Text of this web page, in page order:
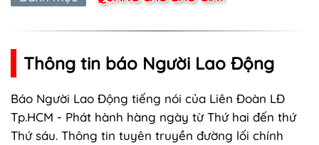
Thông tin báo Người Lao Động
Báo Người Lao Động tiếng nói của Liên Đoàn LĐ
Tp.HCM - Phát hành hàng ngày từ Thứ hai đến thứ
Thứ sáu. Thông tin tuyên truyền đường lối chính